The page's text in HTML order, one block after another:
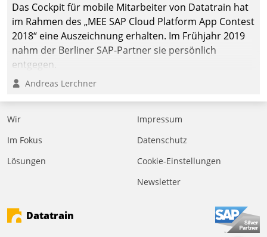
Das Cockpit für mobile Mitarbeiter von Datatrain hat
im Rahmen des „MEE SAP Cloud Platform App Contest
2018“ eine Auszeichnung erhalten. Im Frühjahr 2019
nahm der Berliner SAP-Partner sie persönlich
entgegen.
Andreas Lerchner
Wir
Im Fokus
Lösungen
Impressum
Datenschutz
Cookie-Einstellungen
Newsletter
Datatrain